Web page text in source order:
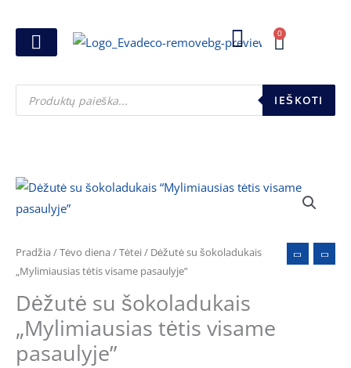
prie
turinio
0
Cart
Products
search IEŠKOTI
Pradžia /Tėvo diena /Tėtei/ Dėžutė su šokoladukais
„Mylimiausias tėtis visame pasaulyje”
Dėžutė su šokoladukais
„Mylimiausias tėtis visame
pasaulyje”
produkto
kiekis:
su
šokoladukais
"Mylimiausias
tėtis
visame
pasaulyje"